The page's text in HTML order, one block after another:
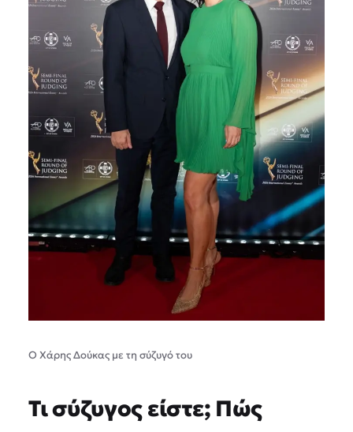
Ο Χάρης Δούκας με τη σύζυγό του
Τι σύζυγος είστε; Πώς